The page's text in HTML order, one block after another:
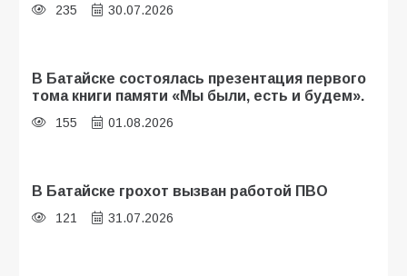
235 30.07.2026
В Батайске состоялась презентация первого
тома книги памяти «Мы были, есть и будем».
155 01.08.2026
В Батайске грохот вызван работой ПВО
121 31.07.2026